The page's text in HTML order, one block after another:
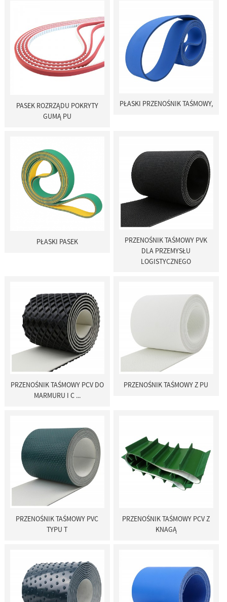
PASEK ROZRZĄDU POKRYTY
GUMĄ PU
PŁASKI PRZENOŚNIK TAŚMOWY,
PŁASKI PASEK
PRZENOŚNIK TAŚMOWY PVK
DLA PRZEMYSŁU
LOGISTYCZNEGO
PRZENOŚNIK TAŚMOWY PCV DO
MARMURU I C ...
PRZENOŚNIK TAŚMOWY Z PU
PRZENOŚNIK TAŚMOWY PVC
TYPU T
PRZENOŚNIK TAŚMOWY PCV Z
KNAGĄ